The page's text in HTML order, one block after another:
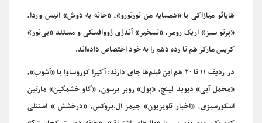
هایائو میازاکی با «همسایه من تورتورو»، «خانه به دوش» انیس وردا،
«پرتو سبز» اریک رومر، «تسخیر» آندژی ژووافسکی و مستند «بی‌نور»
کریس مارکر هم تا رده دهم را به خود اختصاص داده‌اند.
در ردیف ۱۱ تا ۲۰ هم این فیلم‌ها جای دارند: آکیرا کوروساوا با «آشوب»،
«مخمل آبی» دیوید لینچ، «پول» روبر برسون، «گاو خشمگین» ‌مارتین
اسکورسیزی، «اخبار تلویزیون» جیمز ال.بروکس، «درخشش » استنلی